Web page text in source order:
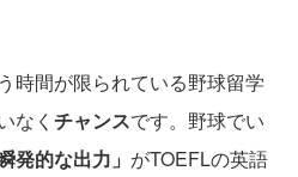
時間が限られている野球留学
なく チャンスです。野球でい
発的な出力」 がTOEFLの英語